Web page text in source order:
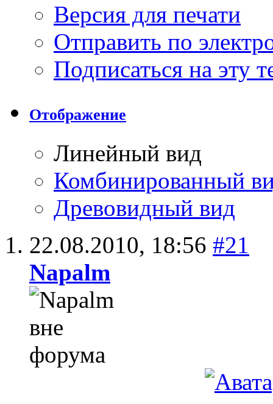
Версия для печати
Отправить по
Подписаться на эту
Отображение
Линейный вид
Комбинированный
Древовидный вид
22.08.2010, 18:56 #21
Napalm